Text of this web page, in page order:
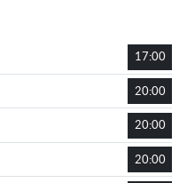
17:00
20:00
20:00
20:00